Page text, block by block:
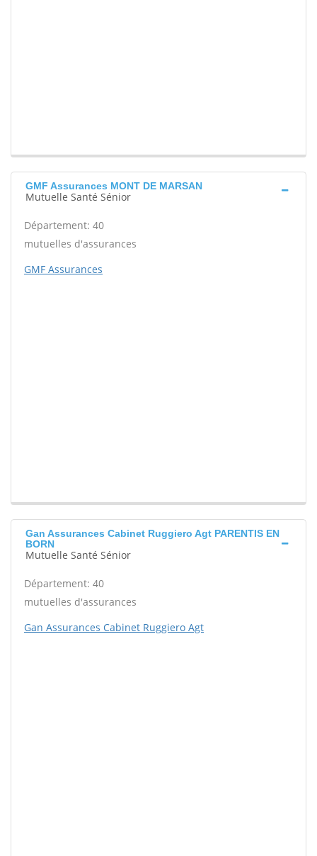
GMF Assurances MONT DE MARSAN
Mutuelle Santé Sénior
Département: 40
mutuelles d'assurances
GMF Assurances
Gan Assurances Cabinet Ruggiero Agt PARENTIS EN
BORN
Mutuelle Santé Sénior
Département: 40
mutuelles d'assurances
Gan Assurances Cabinet Ruggiero Agt